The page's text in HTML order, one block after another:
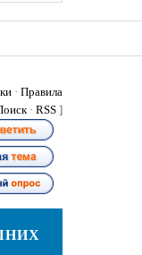
· Правила
· RSS ]